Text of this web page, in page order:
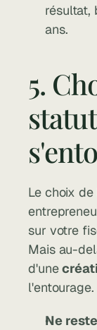
résultat,
ans.
5.
Le choix
sur votre
Mais au-
d'une
l'entourage.
Ne